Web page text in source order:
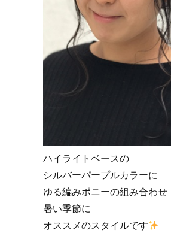
ハイライトベースの
シルバーパープルカラーに
ゆる編みポニーの組み合わせ
暑い季節に
オススメのスタイルです